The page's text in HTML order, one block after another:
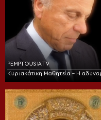
PEMPTOUSIA TV
Κυριακάτικη Μαθητεία – Η